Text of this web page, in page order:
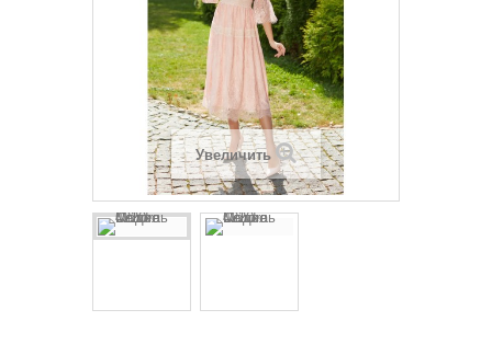
Увеличить